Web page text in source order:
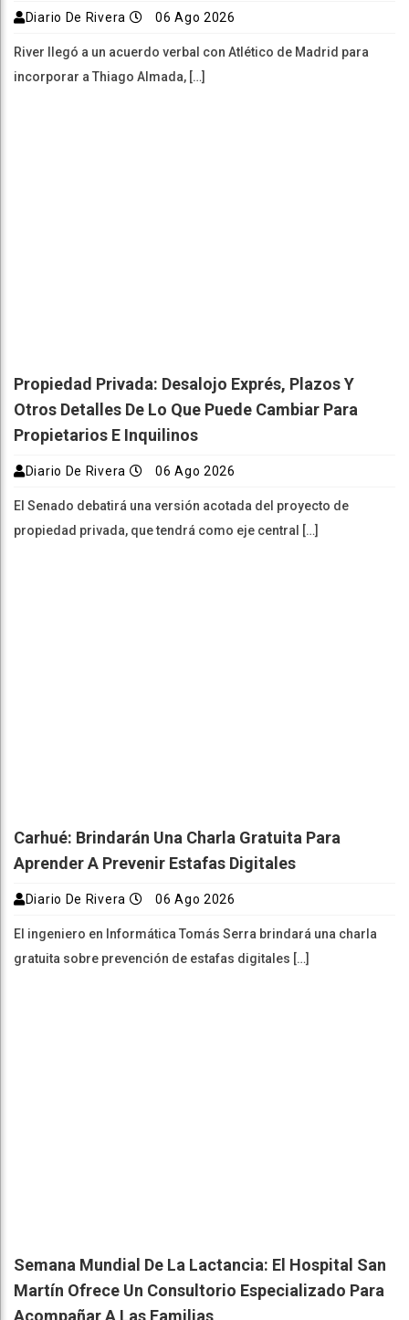
Diario De Rivera 06 Ago 2026
River llegó a un acuerdo verbal con Atlético de Madrid para
incorporar a Thiago Almada, […]
Propiedad Privada: Desalojo Exprés, Plazos Y
Otros Detalles De Lo Que Puede Cambiar Para
Propietarios E Inquilinos
Diario De Rivera 06 Ago 2026
El Senado debatirá una versión acotada del proyecto de
propiedad privada, que tendrá como eje central […]
Carhué: Brindarán Una Charla Gratuita Para
Aprender A Prevenir Estafas Digitales
Diario De Rivera 06 Ago 2026
El ingeniero en Informática Tomás Serra brindará una charla
gratuita sobre prevención de estafas digitales […]
Semana Mundial De La Lactancia: El Hospital San
Martín Ofrece Un Consultorio Especializado Para
Acompañar A Las Familias